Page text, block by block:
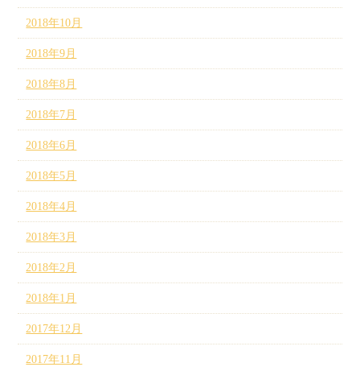
2018年10月
2018年9月
2018年8月
2018年7月
2018年6月
2018年5月
2018年4月
2018年3月
2018年2月
2018年1月
2017年12月
2017年11月